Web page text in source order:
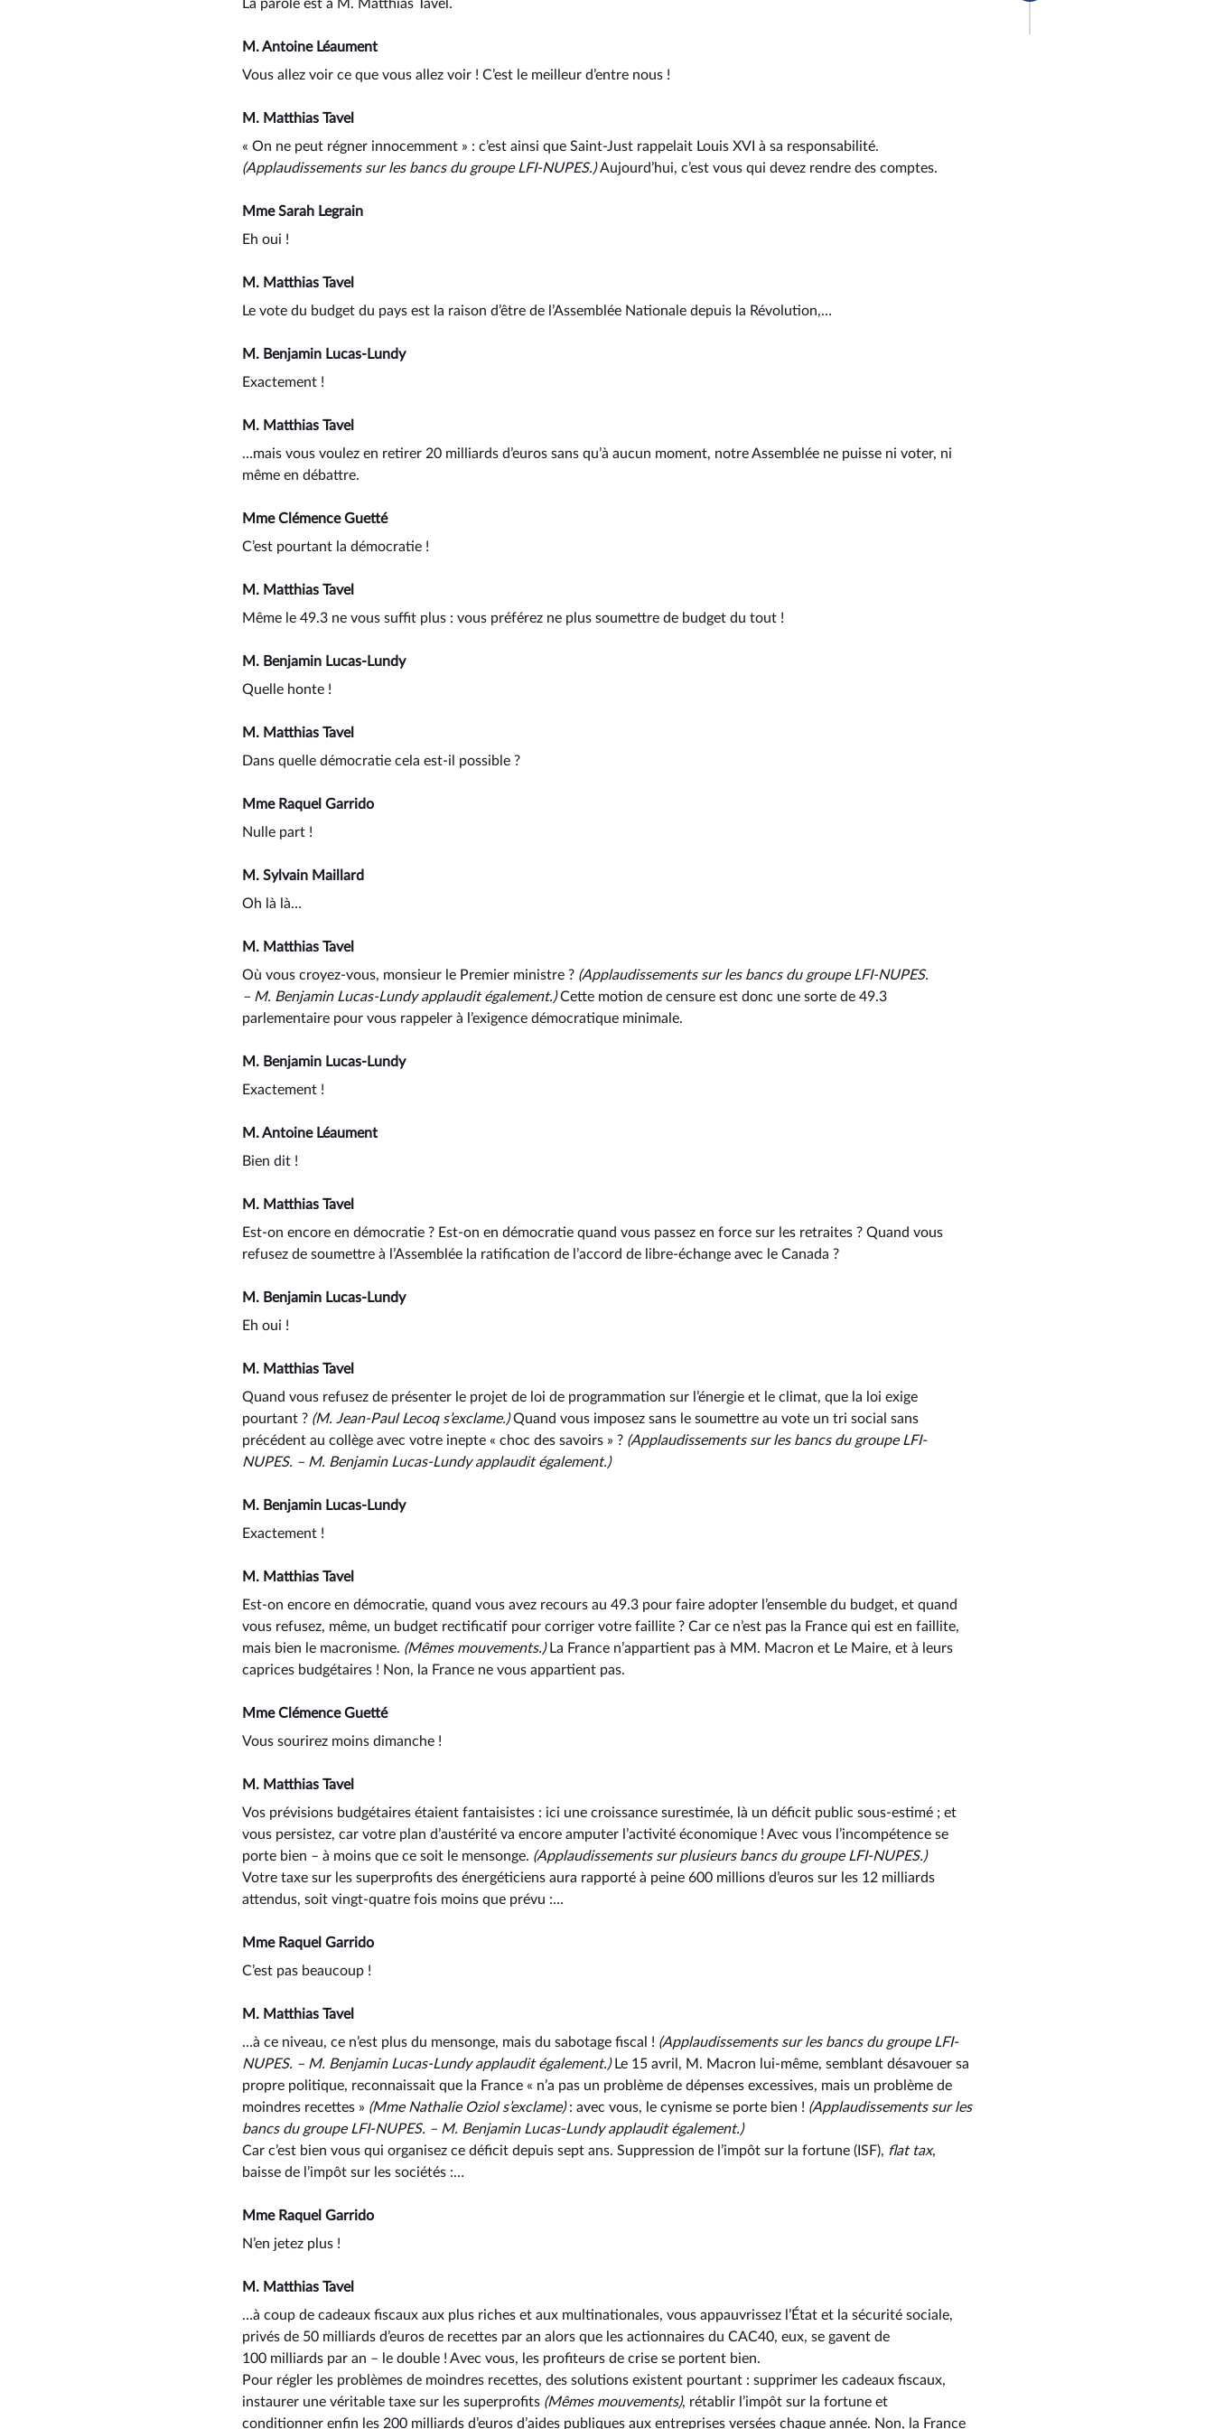
La parole est à M. Matthias Tavel.
M. Antoine Léaument
Vous allez voir ce que vous allez voir ! C’est le meilleur d’entre nous !
M. Matthias Tavel
« On ne peut régner innocemment » : c’est ainsi que Saint-Just rappelait Louis XVI à sa responsabilité.
(Applaudissements sur les bancs du groupe LFI-NUPES.)Aujourd’hui, c’est vous qui devez rendre des comptes.
Mme Sarah Legrain
Eh oui !
M. Matthias Tavel
Le vote du budget du pays est la raison d’être de l’Assemblée Nationale depuis la Révolution,…
M. Benjamin Lucas-Lundy
Exactement !
M. Matthias Tavel
…mais vous voulez en retirer 20 milliards d’euros sans qu’à aucun moment, notre Assemblée ne puisse ni voter, ni
même en débattre.
Mme Clémence Guetté
C’est pourtant la démocratie !
M. Matthias Tavel
Même le 49.3 ne vous suffit plus : vous préférez ne plus soumettre de budget du tout !
M. Benjamin Lucas-Lundy
Quelle honte !
M. Matthias Tavel
Dans quelle démocratie cela est-il possible ?
Mme Raquel Garrido
Nulle part !
M. Sylvain Maillard
Oh là là…
M. Matthias Tavel
Où vous croyez-vous, monsieur le Premier ministre ? (Applaudissements sur les bancs du groupe LFI-NUPES.
–⁠ M. Benjamin Lucas-Lundy applaudit également.)Cette motion de censure est donc une sorte de 49.3
parlementaire pour vous rappeler à l’exigence démocratique minimale.
M. Benjamin Lucas-Lundy
Exactement !
M. Antoine Léaument
Bien dit !
M. Matthias Tavel
Est-on encore en démocratie ? Est-on en démocratie quand vous passez en force sur les retraites ? Quand vous
refusez de soumettre à l’Assemblée la ratification de l’accord de libre-échange avec le Canada ?
M. Benjamin Lucas-Lundy
Eh oui !
M. Matthias Tavel
Quand vous refusez de présenter le projet de loi de programmation sur l’énergie et le climat, que la loi exige
pourtant ? (M. Jean-Paul Lecoq s’exclame.)Quand vous imposez sans le soumettre au vote un tri social sans
précédent au collège avec votre inepte « choc des savoirs » ? (Applaudissements sur les bancs du groupe LFI-
NUPES. –⁠ M. Benjamin Lucas-Lundy applaudit également.)
M. Benjamin Lucas-Lundy
Exactement !
M. Matthias Tavel
Est-on encore en démocratie, quand vous avez recours au 49.3 pour faire adopter l’ensemble du budget, et quand
vous refusez, même, un budget rectificatif pour corriger votre faillite ? Car ce n’est pas la France qui est en faillite,
mais bien le macronisme. (Mêmes mouvements.)La France n’appartient pas à MM. Macron et Le Maire, et à leurs
caprices budgétaires ! Non, la France ne vous appartient pas.
Mme Clémence Guetté
Vous sourirez moins dimanche !
M. Matthias Tavel
Vos prévisions budgétaires étaient fantaisistes : ici une croissance surestimée, là un déficit public sous-estimé ; et
vous persistez, car votre plan d’austérité va encore amputer l’activité économique ! Avec vous l’incompétence se
porte bien –⁠ à moins que ce soit le mensonge. (Applaudissements sur plusieurs bancs du groupe LFI-NUPES.)
Votre taxe sur les superprofits des énergéticiens aura rapporté à peine 600 millions d’euros sur les 12 milliards
attendus, soit vingt-quatre fois moins que prévu :…
Mme Raquel Garrido
C’est pas beaucoup !
M. Matthias Tavel
…à ce niveau, ce n’est plus du mensonge, mais du sabotage fiscal ! (Applaudissements sur les bancs du groupe LFI-
NUPES. –⁠ M. Benjamin Lucas-Lundy applaudit également.) Le 15 avril, M. Macron lui-même, semblant désavouer sa
propre politique, reconnaissait que la France « n’a pas un problème de dépenses excessives, mais un problème de
moindres recettes » (Mme Nathalie Oziol s’exclame): avec vous, le cynisme se porte bien ! (Applaudissements sur les
bancs du groupe LFI-NUPES. –⁠ M. Benjamin Lucas-Lundy applaudit également.)
Car c’est bien vous qui organisez ce déficit depuis sept ans. Suppression de l’impôt sur la fortune (ISF), flat tax,
baisse de l’impôt sur les sociétés :…
Mme Raquel Garrido
N’en jetez plus !
M. Matthias Tavel
…à coup de cadeaux fiscaux aux plus riches et aux multinationales, vous appauvrissez l’État et la sécurité sociale,
privés de 50 milliards d’euros de recettes par an alors que les actionnaires du CAC40, eux, se gavent de
100 milliards par an –⁠ le double ! Avec vous, les profiteurs de crise se portent bien.
Pour régler les problèmes de moindres recettes, des solutions existent pourtant : supprimer les cadeaux fiscaux,
instaurer une véritable taxe sur les superprofits (Mêmes mouvements), rétablir l’impôt sur la fortune et
conditionner enfin les 200 milliards d’euros d’aides publiques aux entreprises versées chaque année. Non, la France